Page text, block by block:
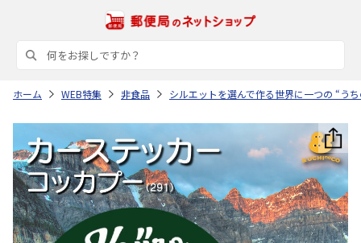
ホーム WEB特集 非食品 シルエットを選んで作る世界に一つの “う